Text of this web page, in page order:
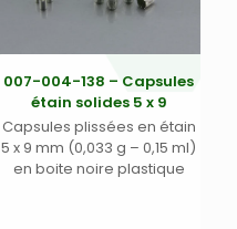
007-004-138 – Capsules
étain solides 5 x 9
Capsules plissées en étain
5 x 9 mm (0,033 g – 0,15 ml)
en boite noire plastique